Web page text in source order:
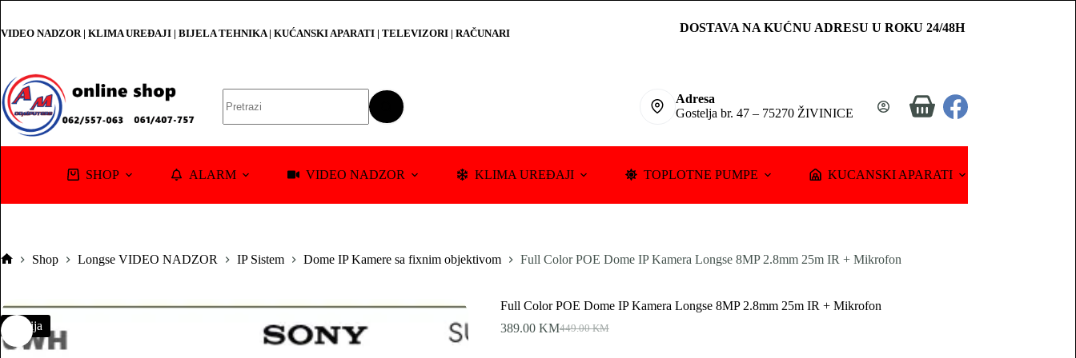
content
VIDEO NADZOR | KLIMA UREĐAJI | BIJELA TEHNIKA | KUĆANSKI APARATI | TELEVIZORI | RAČUNARI DOSTAVA NA KUĆNU ADRESU U ROKU 24/48H
results
Adresa
Gostelja br. 47 – 75270 ŽIVINICE
Shopping
SHOP ALARM VIDEO NADZOR KLIMA UREĐAJI TOPLOTNE PUMPE KUCANSKI APARATI
Shop Longse VIDEO NADZOR IP Sistem Dome IP Kamere sa fixnim objektivom Full Color POE Dome IP Kamera Longse 8MP 2.8mm 25m IR + Mikrofon
Akcija
Full Color POE Dome IP Kamera Longse 8MP 2.8mm 25m IR + Mikrofon
449.00KM
Original
389.00 KMCurrent